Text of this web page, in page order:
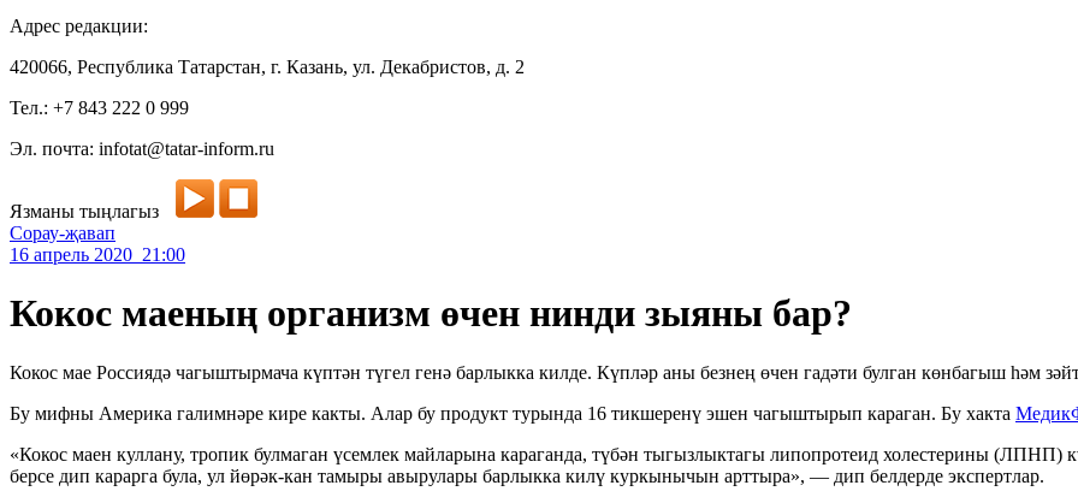
Адрес редакции:
420066, Республика Татарстан, г. Казань, ул. Декабристов, д. 2
Тел.: +7 843 222 0 999
Эл. почта: infotat@tatar-inform.ru
Язманы тыңлагыз
Сорау-җавап
16 апрель 2020 21:00
Кокос маеның организм өчен нинди зыяны бар?
Кокос мае Россиядә чагыштырмача күптән түгел генә барлыкка килде. Күпләр аны безнең өчен гадәти булган көнбагыш һәм
Бу мифны Америка галимнәре кире какты. Алар бу продукт турында 16 тикшеренү эшен чагыштырып караган. Бу хакта
«Кокос маен куллану, тропик булмаган үсемлек майларына караганда, түбән тыгызлыктагы липопротеид холестерины
берсе дип карарга була, ул йөрәк-кан тамыры авырулары барлыкка килү куркынычын арттыра», — дип белдерде экспертлар.